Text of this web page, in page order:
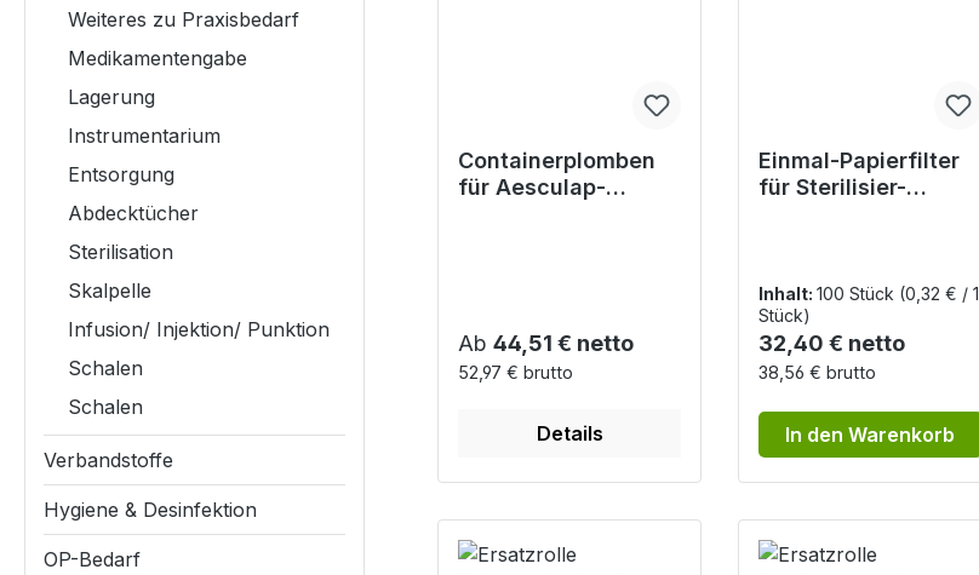
Weiteres zu Praxisbedarf
Medikamentengabe
Lagerung
Instrumentarium
Entsorgung
Abdecktücher
Sterilisation
Skalpelle
Infusion/ Injektion/ Punktion
Schalen
Schalen
Verbandstoffe
Hygiene & Desinfektion
OP-Bedarf
Containerplomben
für Aesculap-
Regulärer Preis:
Ab 44,51 € netto
52,97 € brutto
Details
Einmal-Papierfilter
für Sterilisier-
Inhalt:100 Stück (0,32 € / 1
Stück)
Regulärer Preis:
32,40 € netto
38,56 € brutto
In den Warenkorb